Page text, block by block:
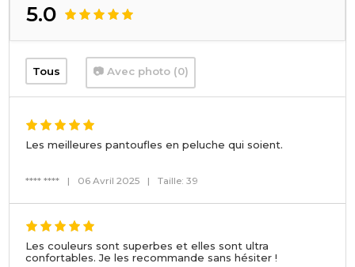
5.0
Tous 📷 Avec photo (0)
Les meilleures pantoufles en peluche qui soient.
**** **** | 06 Avril 2025 | Taille: 39
Les couleurs sont superbes et elles sont ultra
confortables. Je les recommande sans hésiter !